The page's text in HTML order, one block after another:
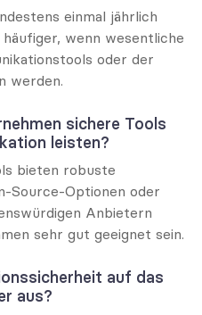
einmal jährlich
wenn wesentliche
oder der
werden.
sichere Tools
leisten?
bieten robuste
Source-Optionen oder
Anbietern
sehr gut geeignet sein.
auf das
aus?